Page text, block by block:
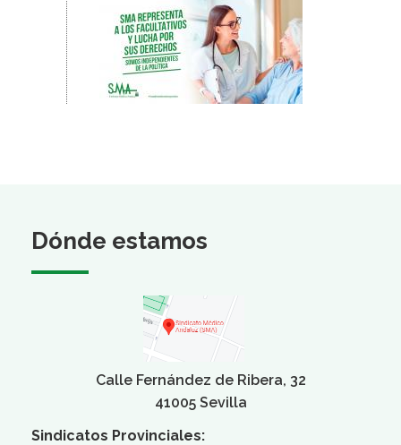
Dónde estamos
Calle Fernández de Ribera, 32
41005 Sevilla
Sindicatos Provinciales: